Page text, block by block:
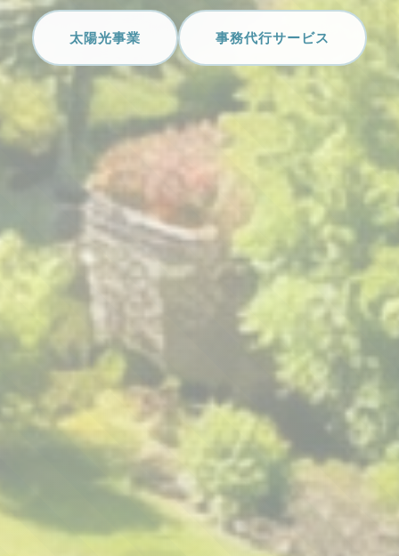
太陽光事業 事務代行サービス